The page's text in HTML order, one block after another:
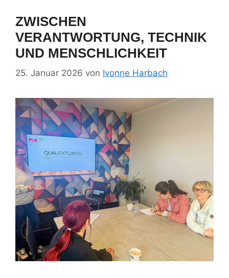
ZWISCHEN
VERANTWORTUNG, TECHNIK
UND MENSCHLICHKEIT
25. Januar 2026 von Ivonne Harbach